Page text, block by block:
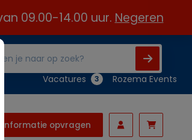
09.00-14.00 uur. Negeren
Vacatures 3 Rozema Events
Informatie opvragen